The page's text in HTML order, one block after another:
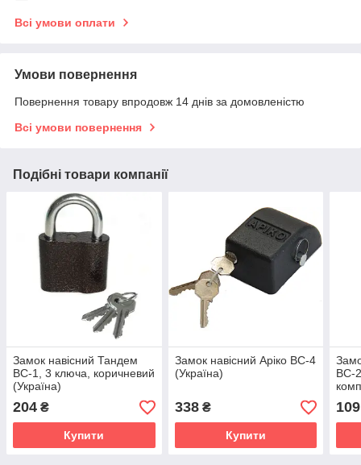
Всі умови оплати
Умови повернення
Повернення товару впродовж 14 днів за домовленістю
Всі умови повернення
Подібні товари компанії
Замок навісний Тандем
ВС-1, 3 ключа, коричневий
(Україна)
204 ₴
Купити
Замок навісний Аріко ВС-4
(Україна)
338₴
Купити
ВС-
109